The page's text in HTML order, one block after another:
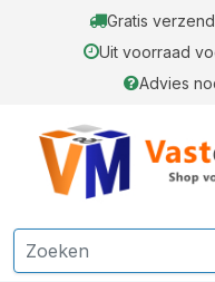
Gratis
Uit voorraad
Advies